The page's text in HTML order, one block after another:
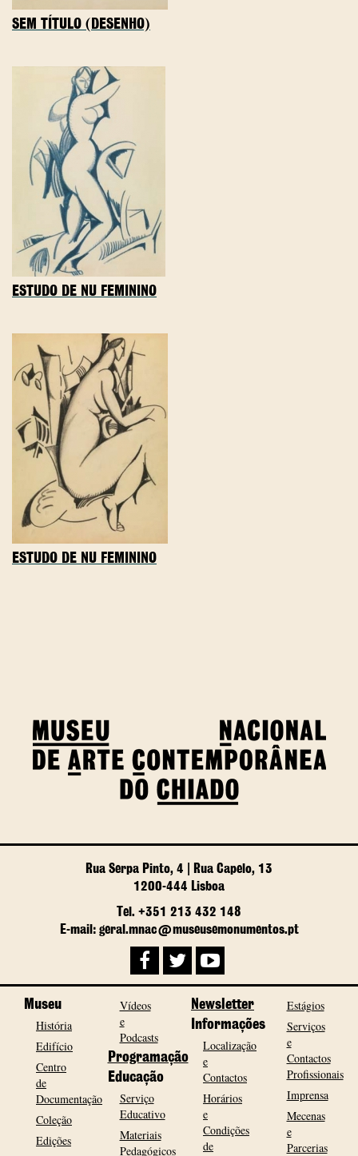
SEM TÍTULO (DESENHO)
ESTUDO DE NU FEMININO
ESTUDO DE NU FEMININO
Rua Serpa Pinto, 4 | Rua Capelo, 13
1200-444 Lisboa
Tel. +351 213 432 148
E-mail: geral.mnac@museusemonumentos.pt
Museu
História
Edifício
Centro
de
Documentação
Coleção
Edições
Vídeos
e
Podcasts
Programação
Educação
Serviço
Educativo
Materiais
Pedagógicos
Newsletter
Informações
Localização
e
Contactos
Horários
e
Condições
de
Estágios
Serviços
e
Contactos
Profissionais
Imprensa
Mecenas
e
Parcerias